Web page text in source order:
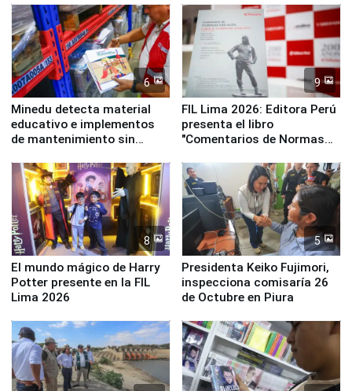
Panamericanos Lima 2027
6
Minedu detecta material
educativo e implementos
de mantenimiento sin
la UGEL 2
9
FIL Lima 2026: Editora Perú
presenta el libro
"Comentarios de Normas
Derecho Colectivo"
8
El mundo mágico de Harry
Potter presente en la FIL
Lima 2026
5
Presidenta Keiko Fujimori,
inspecciona comisaría 26
de Octubre en Piura